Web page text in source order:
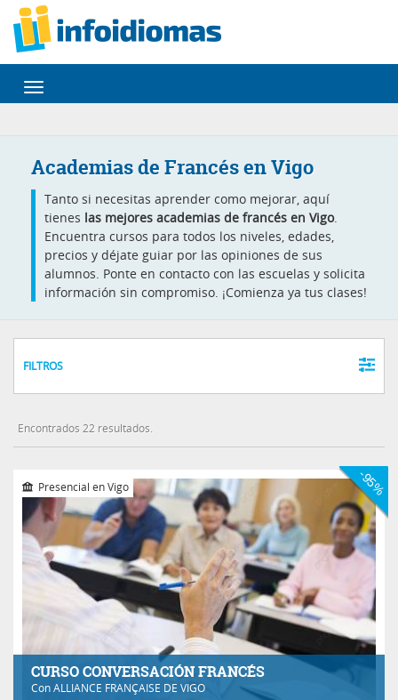
Desplegar
navegación
Academias de Francés en Vigo
Tanto si necesitas aprender como mejorar, aquí
tienes las mejores academias de francés en Vigo.
Encuentra cursos para todos los niveles, edades,
precios y déjate guiar por las opiniones de sus
alumnos. Ponte en contacto con las escuelas y solicita
información sin compromiso. ¡Comienza ya tus clases!
FILTROS
Encontrados 22 resultados.
CURSO CONVERSACIÓN FRANCÉS
ConALLIANCE FRANÇAISE DE VIGO
Presencial en Vigo -95%